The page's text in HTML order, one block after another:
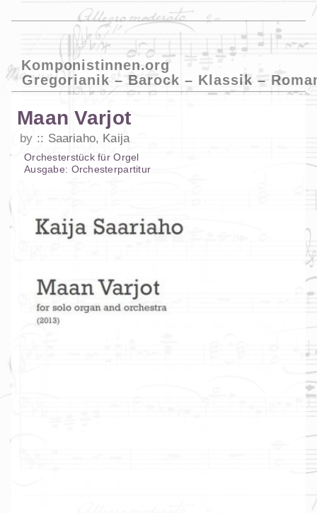
Komponistinnen.org
Gregorianik – Barock – Klassik –
Maan Varjot
by Saariaho, Kaija
OrchesterstückfürOrgel
Ausgabe: Orchesterpartitur